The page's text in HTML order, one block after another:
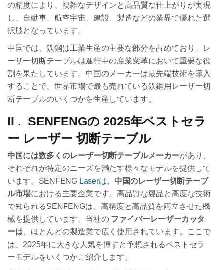
の精度により、複雑なデザインと高品質な仕上がりが実現
し、自動車、航空宇宙、建設、製造などの業界で優れた選
択肢となっています。
中国では、鉄鋼は工業生産の主要な部分を占めており、レ
ーザー切断テーブルは進行中の産業変革において重要な役
割を果たしています。中国のメーカーは最先端技術を導入
することで、世界市場で最も売れている鉄鋼用レーザー切
断テーブルのいくつかを生産しています。
II . SENFENGの 2025年ベストセラ
ー レーザー 切断テーブル
中国には数多くのレーザー切断テーブルメーカーがあり、
それぞれが特定のニーズを満たす様々なモデルを提供して
います。SENFENG Laserは、中国のレーザー切断テーブ
ル市場における主要企業です。高品質な製品と高度な技術
で知られるSENFENGは、高精度と高品質を両立させた機
械を提供しています。当社の ファイバーレーザーカッタ
ーは 、ほとんどの製造業で広く使用されています。ここで
は、2025年に大きな人気を博すと予想されるベストセラ
ーモデルをいくつかご紹介します。